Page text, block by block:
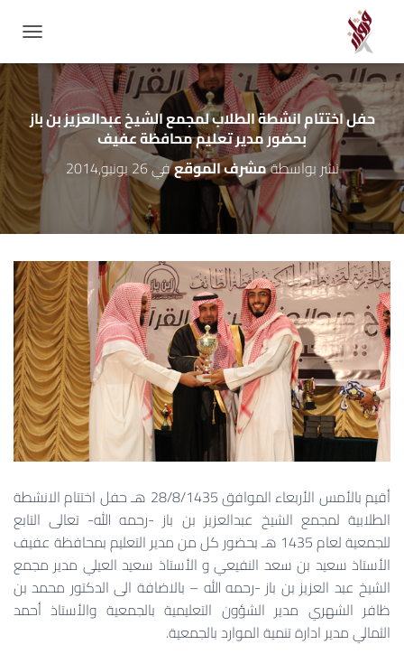
حفل اختتام انشطة الطلاب لمجمع الشيخ عبدالعزيز بن باز
بحضور مدير تعليم محافظة عفيف
نشر بواسطةمشرف الموقعفي26 يونيو,2014
أقيم بالأمس الأربعاء الموافق 28/8/1435 هـ حفل اختتام الانشطة
الطلابية لمجمع الشيخ عبدالعزيز بن باز -رحمه الله- تعالى التابع
للجمعية لعام 1435 هـ بحضور كل من مدير التعليم بمحافظة عفيف
الأستاذ سعيد بن سعد النفيعي و الأستاذ سعيد العيلي مدير مجمع
الشيخ عبد العزيز بن باز -رحمه الله – بالاضافة الى الدكتور محمد بن
ظافر الشهري مدير الشؤون التعليمية بالجمعية والأستاذ أحمد
الثمالي مدير ادارة تنمية الموارد بالجمعية.